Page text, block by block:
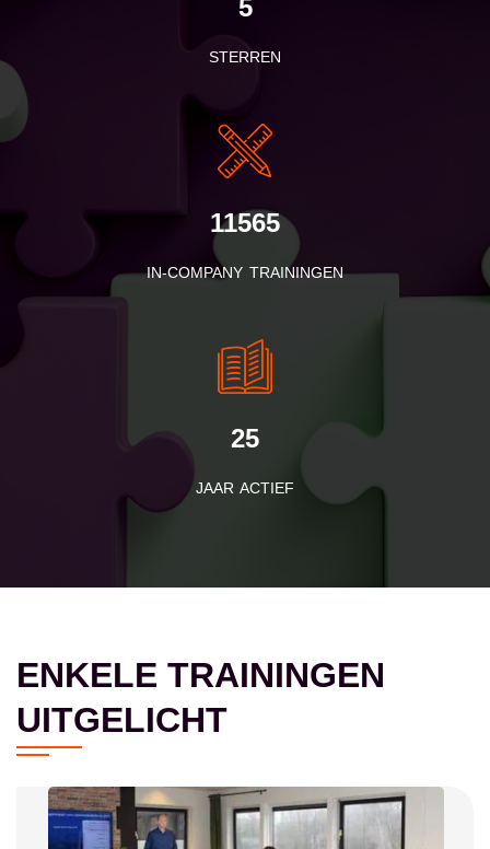
5
STERREN
11565
IN-COMPANY TRAININGEN
25
JAAR ACTIEF
ENKELE TRAININGEN
UITGELICHT